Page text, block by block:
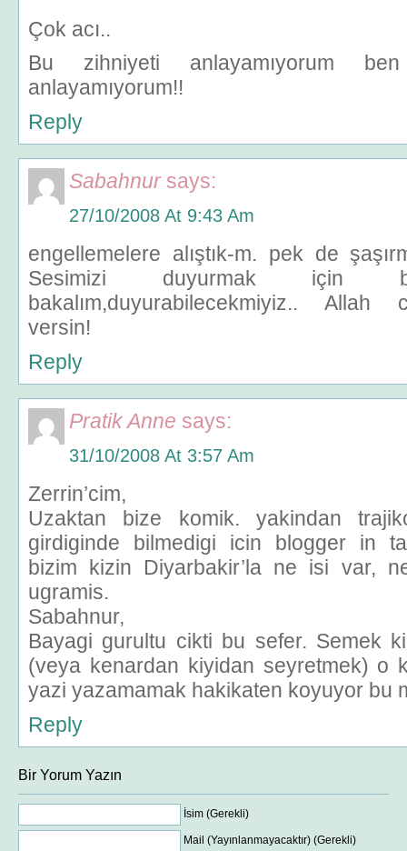
Çok acı..
Bu zihniyeti anlayamıyorum
anlayamıyorum!!
Reply
Sabahnur says:
27/10/2008 At 9:43 Am
engellemelere alıştık-m. pek de
Sesimizi duyurmak için
bakalım,duyurabilecekmiyiz.. Allah
versin!
Reply
Pratik Anne says:
31/10/2008 At 3:57 Am
Zerrin’cim,
Uzaktan bize komik. yakindan
girdiginde bilmedigi icin blogger in
bizim kizin Diyarbakir’la ne isi var,
ugramis.
Sabahnur,
Bayagi gurultu cikti bu sefer. Semek
(veya kenardan kiyidan seyretmek) o
yazi yazamamak hakikaten koyuyor bu
Reply
Bir Yorum Yazın
İsim (Gerekli)
Mail (Yayınlanmayacaktır) (Gerekli)